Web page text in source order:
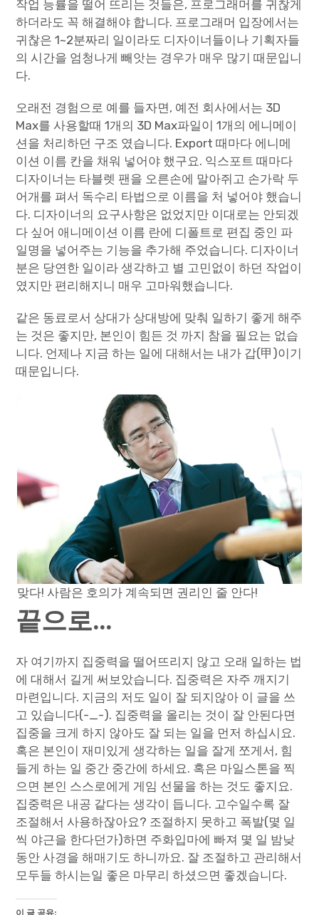
작업 능률을 떨어 뜨리는 것들은, 프로그래머를 귀찮게
하더라도 꼭 해결해야 합니다. 프로그래머 입장에서는
귀찮은 1~2분짜리 일이라도 디자이너들이나 기획자들
의 시간을 엄청나게 빼앗는 경우가 매우 많기 때문입니
다.
오래전 경험으로 예를 들자면, 예전 회사에서는 3D
Max를 사용할때 1개의 3D Max파일이 1개의 에니메이
션을 처리하던 구조 였습니다. Export 때마다 에니메
이션 이름 칸을 채워 넣어야 했구요. 익스포트 때마다
디자이너는 타블렛 팬을 오른손에 말아쥐고 손가락 두
어개를 펴서 독수리 타법으로 이름을 처 넣어야 했습니
다. 디자이너의 요구사항은 없었지만 이대로는 안되겠
다 싶어 애니메이션 이름 란에 디폴트로 편집 중인 파
일명을 넣어주는 기능을 추가해 주었습니다. 디자이너
분은 당연한 일이라 생각하고 별 고민없이 하던 작업이
였지만 편리해지니 매우 고마워했습니다.
같은 동료로서 상대가 상대방에 맞춰 일하기 좋게 해주
는 것은 좋지만, 본인이 힘든 것 까지 참을 필요는 없습
니다. 언제나 지금 하는 일에 대해서는 내가 갑(甲)이기
때문입니다.
맞다! 사람은 호의가 계속되면 권리인 줄 안다!
끝으로…
자 여기까지 집중력을 떨어뜨리지 않고 오래 일하는 법
에 대해서 길게 써보았습니다. 집중력은 자주 깨지기
마련입니다. 지금의 저도 일이 잘 되지않아 이 글을 쓰
고 있습니다(-_-). 집중력을 올리는 것이 잘 안된다면
집중을 크게 하지 않아도 잘 되는 일을 먼저 하십시요.
혹은 본인이 재미있게 생각하는 일을 잘게 쪼게서, 힘
들게 하는 일 중간 중간에 하세요. 혹은 마일스톤을 찍
으면 본인 스스로에게 게임 선물을 하는 것도 좋지요.
집중력은 내공 같다는 생각이 듭니다. 고수일수록 잘
조절해서 사용하잖아요? 조절하지 못하고 폭발(몇 일
씩 야근을 한다던가)하면 주화입마에 빠져 몇 일 밤낮
동안 사경을 해매기도 하니까요. 잘 조절하고 관리해서
모두들 하시는일 좋은 마무리 하셨으면 좋겠습니다.
이 글 공유: